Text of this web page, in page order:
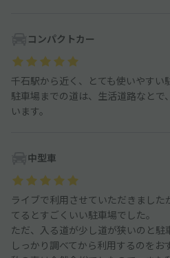
コンパクトカー
千石駅から近く、とても使いやすい
駐車場までの道は、生活道路なとで
います。
中型車
ライブで利用させていただきまし
てるとすごくいい駐車場でした。
ただ、入る道が少し道が狭いのと駐
しっかり調べてから利用するのをお